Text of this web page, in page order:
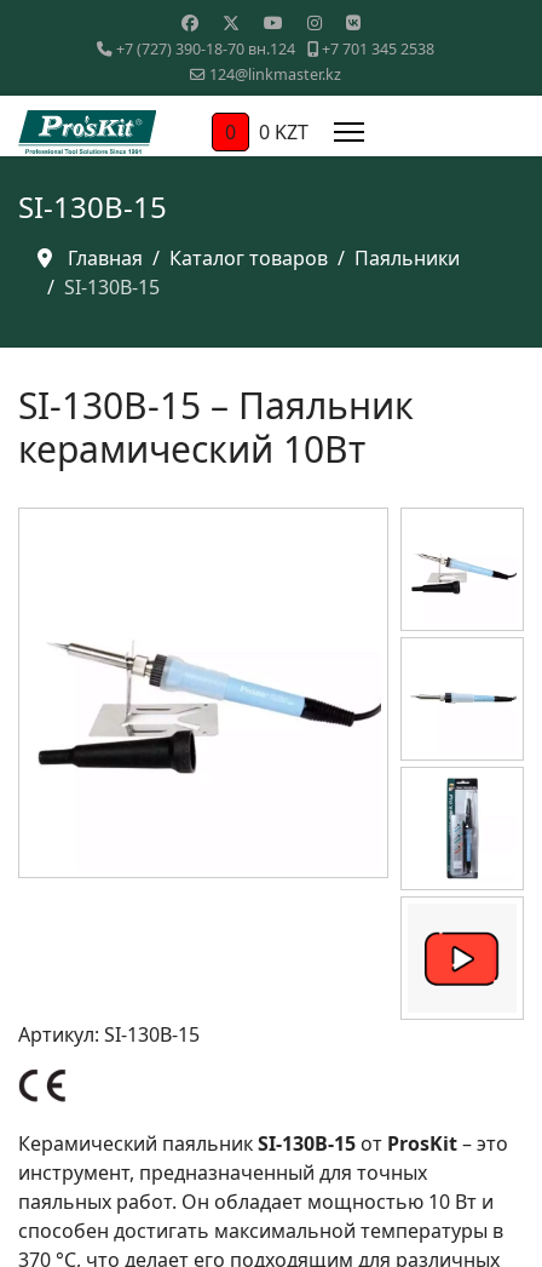
+7 (727) 390-18-70 вн.124
+7 701 345 2538
124@linkmaster.kz
0 0 KZT
SI-130B-15
Главная Каталог товаров
Паяльники
SI-130B-15
SI-130B-15 – Паяльник
керамический 10Вт
Артикул: SI-130B-15
Керамический паяльникSI-130B-15 от ProsKit– это
инструмент, предназначенный для точных
паяльных работ. Он обладает мощностью 10 Вт и
способен достигать максимальной температуры в
370 °C, что делает его подходящим для различных